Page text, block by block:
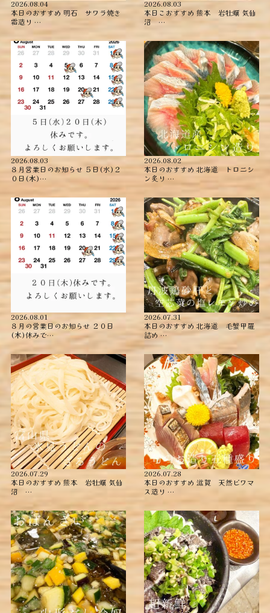
2026.08.04
本日のおすすめ ︎明石 サワラ焼き
霜造り …
2026.08.03
本日こおすすめ ︎熊本 岩牡蠣 ︎気仙
沼 …
2026.08.03
８月営業日のお知らせ ５日(水)２
０日(木)…
2026.08.02
本日のおすすめ ︎北海道 トロニシ
ン炙り …
2026.08.01
８月の営業日のお知らせ ２０日
(木)休みで…
2026.07.31
本日のおすすめ ︎北海道 毛蟹甲羅
詰め ︎…
2026.07.29
本日のおすすめ ︎熊本 岩牡蠣 ︎気仙
沼 …
2026.07.28
本日のおすすめ ︎滋賀 天然ビワマ
ス造り …